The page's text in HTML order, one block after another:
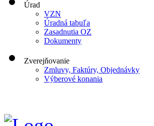
Úrad
VZN
Úradná tabuľa
Zasadnutia OZ
Dokumenty
Zverejňovanie
Zmluvy, Faktúry, Objednávky
Výberové konania